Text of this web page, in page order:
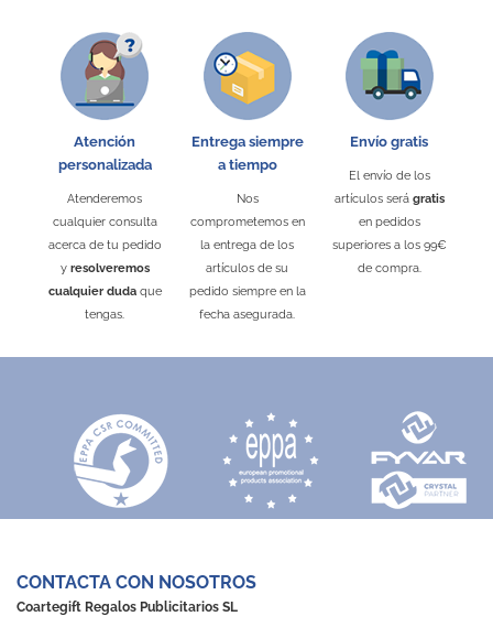
Atención
personalizada
Atenderemos
cualquier consulta
acerca de tu pedido
y resolveremos
cualquier dudaque
tengas.
Entrega siempre
a tiempo
Nos
comprometemos en
la entrega de los
artículos de su
pedido siempre en la
fecha asegurada.
Envío gratis
El envío de los
artículos será gratis
en pedidos
superiores a los 99€
de compra.
CONTACTA CON NOSOTROS
Coartegift Regalos Publicitarios SL